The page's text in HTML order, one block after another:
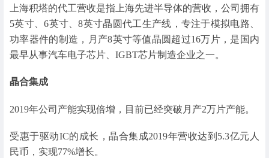
上海积塔的代工营收是指上海先进半导体的营收，公司拥有
5英寸、6英寸、8英寸晶圆代工生产线，专注于模拟电路、
功率器件的制造，月产8英寸等值晶圆超过16万片，是国内
最早从事汽车电子芯片、IGBT芯片制造企业之一。
晶合集成
2019年公司产能实现倍增，目前已经突破月产2万片产能。
受惠于驱动IC的成长，晶合集成2019年营收达到5.3亿元人
民币，实现77%增长。